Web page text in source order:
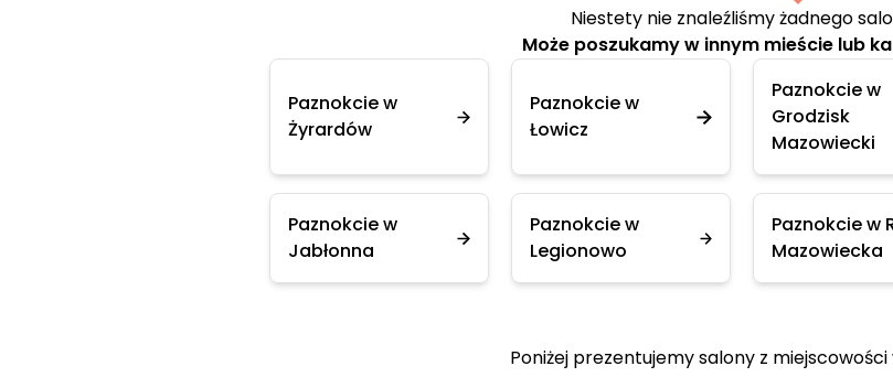
Niestety nie znaleźliśmy żadnego
Może poszukamy w innym mieście lub
Paznokcie w
Żyrardów
Paznokcie w
Łowicz
Paznokcie w
Grodzisk
Mazowiecki
Paznokcie w
Jabłonna
Paznokcie w
Legionowo
Paznokcie w
Mazowiecka
Poniżej prezentujemy salony z miejscowości